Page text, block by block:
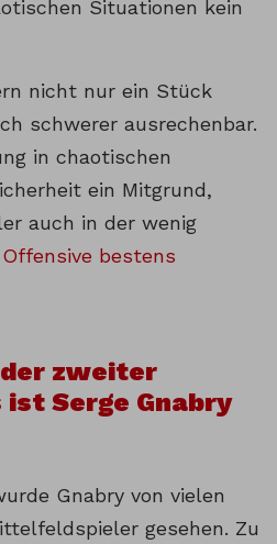
Situationen kein
nicht nur ein Stück
schwerer ausrechenbar.
in chaotischen
ein Mitgrund,
auch in der wenig
bestens
zweiter
Serge Gnabry
Gnabry von vielen
gesehen. Zu